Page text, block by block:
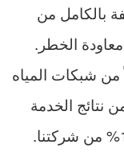
بالكامل من
الخطر.
من شبكات المياه
نتائج الخدمة